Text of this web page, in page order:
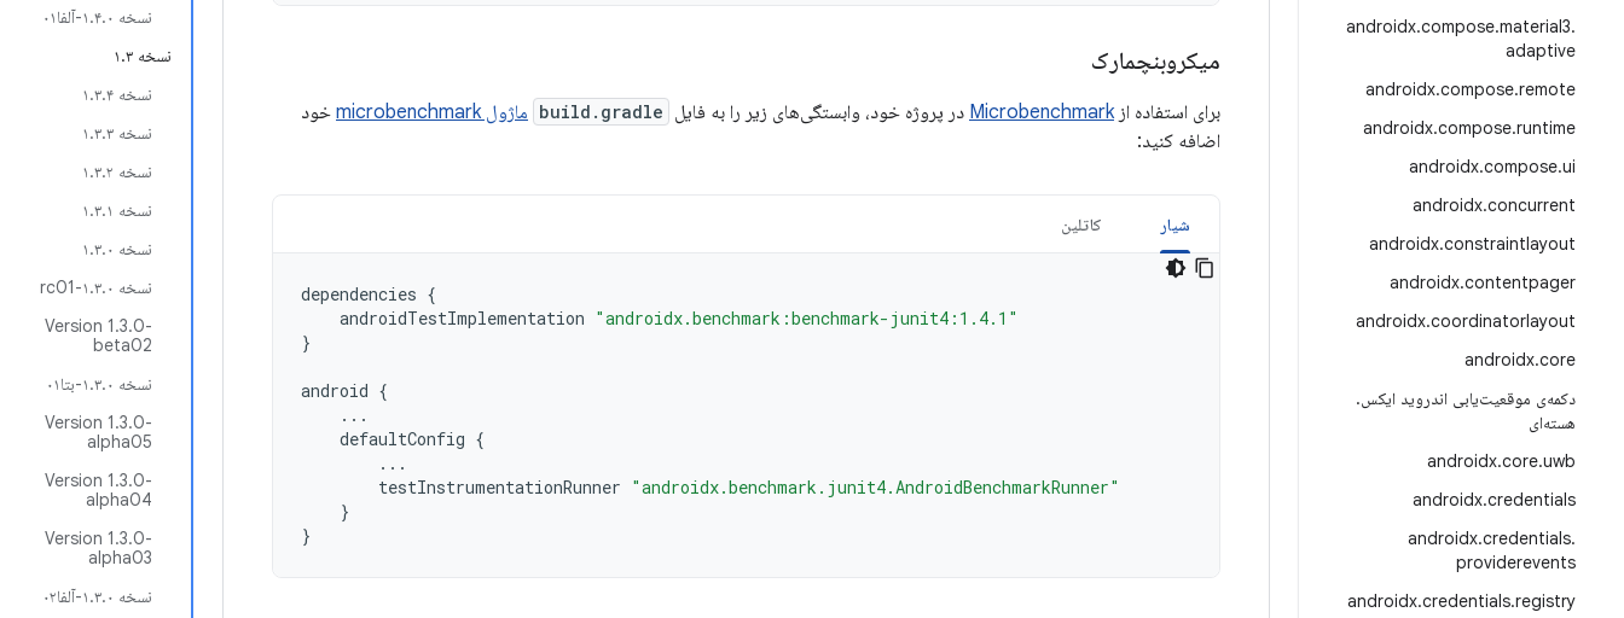
androidx.compose.material3.
adaptive
androidx.compose.remote
androidx.compose.runtime
androidx.compose.ui
androidx.concurrent
androidx.constraintlayout
androidx.contentpager
androidx.coordinatorlayout
androidx.core
دکمه‌ی موقعیت‌یابی اندروید ایکس.
هسته‌ای
androidx.core.uwb
androidx.credentials
androidx.credentials.
providerevents
androidx.credentials.registry
نسخه ۱.۴.۰-آلفا۰۱
نسخه ۱.۳
نسخه ۱.۳.۴
نسخه ۱.۳.۳
نسخه ۱.۳.۲
نسخه ۱.۳.۱
نسخه ۱.۳.۰
نسخه ۱.۳.۰-rc01
Version 1.3.0-
beta02
نسخه ۱.۳.۰-بتا۰۱
Version 1.3.0-
alpha05
Version 1.3.0-
alpha04
Version 1.3.0-
alpha03
نسخه ۱.۳.۰-آلفا۰۲
میکروبنچمارک
برای استفاده ازMicrobenchmark در پروژه خود، وابستگی‌های زیر را به فایل build.gradle ماژول microbenchmark
خود
اضافه کنید:
شیار کاتلین
dependencies {
androidTestImplementation "androidx.benchmark:benchmark-junit4:1.4.1"
}
android {
...
defaultConfig {
...
testInstrumentationRunner "androidx.benchmark.junit4.AndroidBenchmarkRunner"
}
}